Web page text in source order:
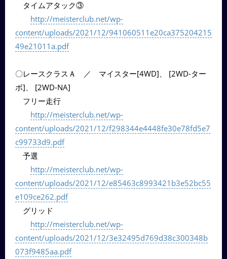
タイムアタック③
http://meisterclub.net/wp-
content/uploads/2021/12/941060511e20ca375204215
49e21011a.pdf
〇レースクラスＡ ／ マイスター[4WD]、 [2WD-ター
ボ]、 [2WD-NA]
フリー走行
http://meisterclub.net/wp-
content/uploads/2021/12/f298344e4448fe30e78fd5e7
c99733d9.pdf
予選
http://meisterclub.net/wp-
content/uploads/2021/12/e85463c8993421b3e52bc55
e109ce262.pdf
グリッド
http://meisterclub.net/wp-
content/uploads/2021/12/3e32495d769d38c300348b
073f9485aa.pdf